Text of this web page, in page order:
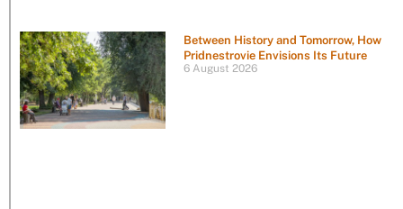
Between History and Tomorrow, How
Pridnestrovie Envisions Its Future
6 August 2026